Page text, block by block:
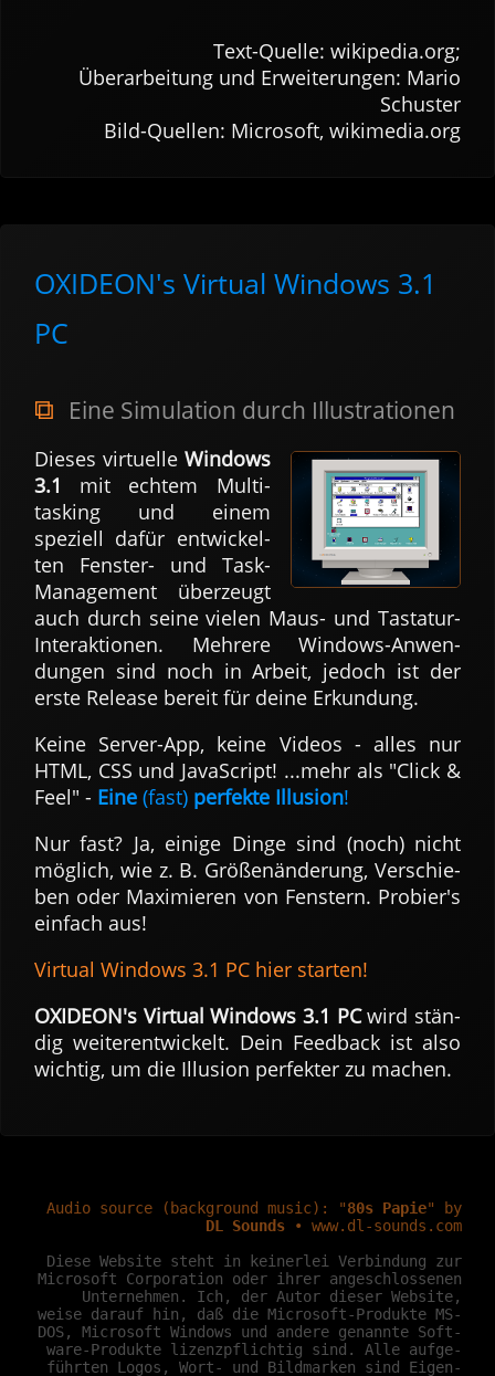
Text-Quelle: wikipedia.org;
Über­arbei­tung und Er­wei­te­rungen: Mario
Schuster
Bild-Quellen: Micro­soft, wikimedia.org
OXIDEON's Virtual Windows 3.1
PC
Eine Simu­lation durch Illu­stra­tionen
Dieses virtu­elle Windows
3.1
mit echtem Multi­
tasking und einem
speziell dafür ent­wickel­
ten Fenster- und Task-
Manage­ment über­zeugt
auch durch seine vielen Maus- und Tasta­tur-
Inter­aktio­nen. Mehrere Windows-An­wen­
dungen sind noch in Arbeit, jedoch ist der
erste Re­lease bereit für deine Er­kun­dung.
Keine Server-App, keine Videos - alles nur
HTML, CSS und Java­Script! ...mehr als "Click &
Feel" - Eine (fast) per­fekte Illu­sion!
Nur fast? Ja, einige Dinge sind (noch) nicht
mög­lich, wie z. B. Größen­ände­rung, Ver­schie­
ben oder Maxi­mieren von Fen­stern. Probier's
ein­fach aus!
Virtual Windows 3.1 PC hier starten!
OXIDEON's Virtual Windows 3.1 PCwird stän­
dig weiter­ent­wickelt. Dein Feed­back ist also
wichtig, um die Illu­sion per­fek­ter zu machen.
Audio source (background music): "80s Papie" by
DL Sounds • www.dl-sounds.com
Diese Website steht in kei­ner­lei Ver­bin­dung zur
Micro­soft Cor­pora­tion oder ihrer an­ge­schlos­senen
Unter­nehmen. Ich, der Autor dieser Web­site,
weise darauf hin, daß die Micro­soft-Pro­dukte MS-
DOS, Micro­soft Windows und an­dere ge­nannte Soft­
ware-Pro­dukte lizenz­pflich­tig sind. Alle auf­ge­
führ­ten Logos, Wort- und Bild­mar­ken sind Ei­gen­